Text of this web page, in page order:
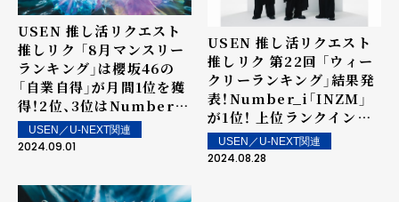
USEN 推し活リクエスト
推しリク 「8月マンスリー
ランキング」は櫻坂46の
「自業自得」が月間1位を獲
得！2位、3位はNumber_i
の「BON」、「INZM」がラ
ンクイン！
USEN／U-NEXT関連
2024.09.01
USEN 推し活リクエスト
推しリク 第22回 「ウィー
クリーランキング」結果発
表！Number_i「INZM」
が1位！ 上位ランクイン楽
曲は街中・店内で配信！
USEN／U-NEXT関連
2024.08.28